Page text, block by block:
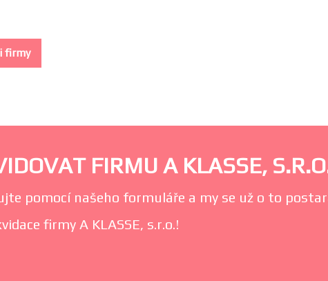
firmy
FIRMU A KLASSE,
pomocí našeho formuláře a my se už o to
firmy A KLASSE, s.r.o.!